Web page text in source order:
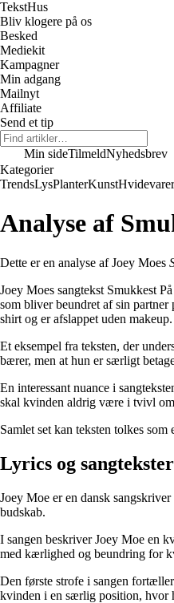
TekstHus
Bliv klogere på os
Besked
Mediekit
Kampagner
Min adgang
Mailnyt
Affiliate
Send et tip
Min sideTilmeldNyhedsbrev
Kategorier
TrendsLysPlanterKunstHvidevarer
Analyse af
Dette er en analyse af Joey Moes
Joey Moes sangtekst Smukkest
som bliver beundret af sin partner
shirt og er afslappet uden makeup.
Et eksempel fra teksten, der
bærer, men at hun er særligt
En interessant nuance i
skal kvinden aldrig være i tvivl
Samlet set kan teksten tolkes
Lyrics og
Joey Moe er en dansk
budskab.
I sangen beskriver Joey Moe en
med kærlighed og beundring for
Den første strofe i sangen
kvinden i en særlig position, hvor